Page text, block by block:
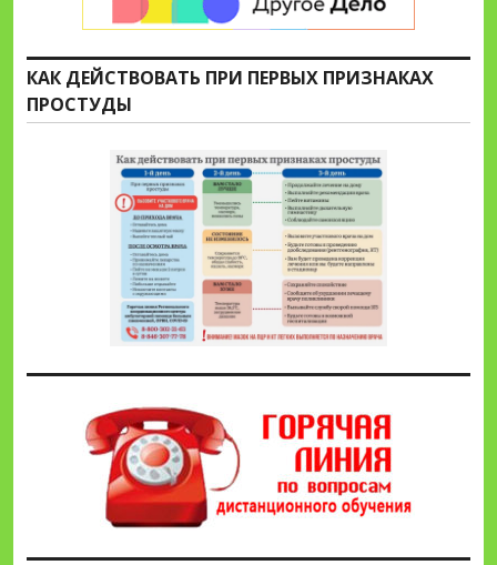
КАК ДЕЙСТВОВАТЬ ПРИ ПЕРВЫХ ПРИЗНАКАХ
ПРОСТУДЫ